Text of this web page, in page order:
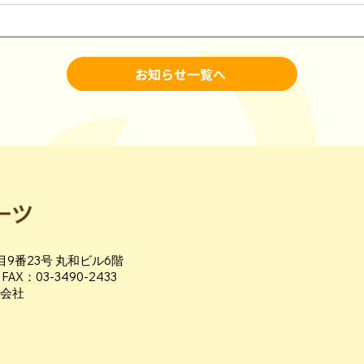
お知らせ一覧へ
9番23号 丸和ビル6階
：03-3490-2433
社